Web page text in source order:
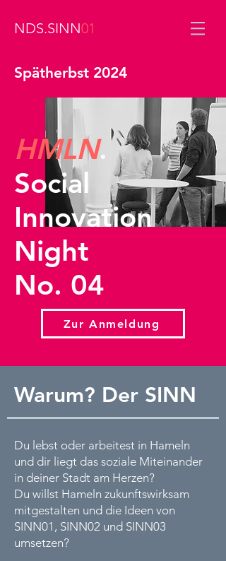
NDS.SINN01
Spätherbst 2024
HMLN.
Social
Innovation
Night
No. 04
Zur Anmeldung
Warum? Der SINN
Du lebst oder arbeitest in Hameln
und dir liegt das soziale Miteinander
in deiner Stadt am Herzen?
Du willst Hameln zukunftswirksam
mitgestalten und die Ideen von
SINN01, SINN02 und SINN03
umsetzen?